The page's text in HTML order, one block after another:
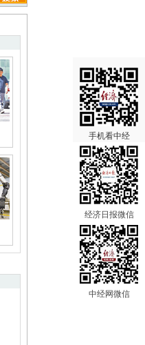
手机看中经
经济日报微信
中经网微信